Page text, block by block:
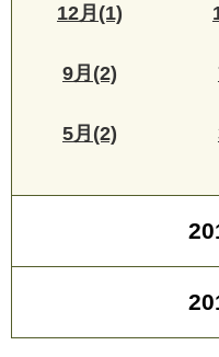
12月(1)
9月(2)
5月(2)